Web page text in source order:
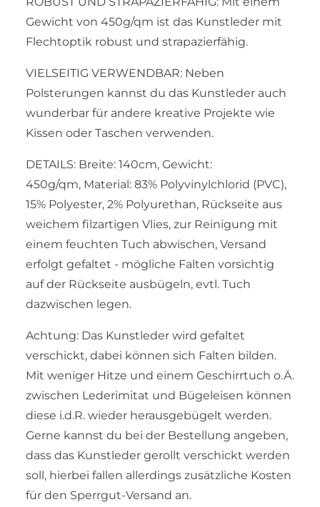
Gewicht von 450g/qm ist das Kunstleder mit
Flechtoptik robust und strapazierfähig.
VIELSEITIG VERWENDBAR: Neben
Polsterungen kannst du das Kunstleder auch
wunderbar für andere kreative Projekte wie
Kissen oder Taschen verwenden.
DETAILS: Breite: 140cm, Gewicht:
450g/qm, Material: 83% Polyvinylchlorid (PVC),
15% Polyester, 2% Polyurethan, Rückseite aus
weichem filzartigen Vlies, zur Reinigung mit
einem feuchten Tuch abwischen, Versand
erfolgt gefaltet - mögliche Falten vorsichtig
auf der Rückseite ausbügeln, evtl. Tuch
dazwischen legen.
Achtung: Das Kunstleder wird gefaltet
verschickt, dabei können sich Falten bilden.
Mit weniger Hitze und einem Geschirrtuch o.Ä.
zwischen Lederimitat und Bügeleisen können
diese i.d.R. wieder herausgebügelt werden.
Gerne kannst du bei der Bestellung angeben,
dass das Kunstleder gerollt verschickt werden
soll, hierbei fallen allerdings zusätzliche Kosten
für den Sperrgut-Versand an.